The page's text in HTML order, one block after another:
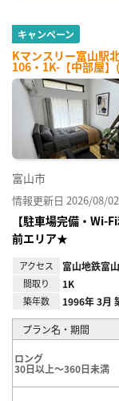
キャンペーン
Kマンスリー富山駅
106・1K-【中部屋
富山市
情報更新日 2026/08/
【駐車場完備・Wi-
前エリア★
アクセス 富山地鉄富
間取り 1K
築年数 1996年 3月
プラン名・期間
ロング
30日以上～360日未満